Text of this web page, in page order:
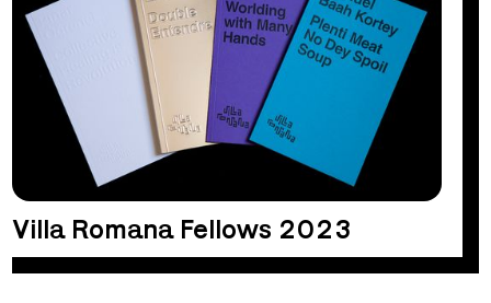
Villa Romana Fellows 2023